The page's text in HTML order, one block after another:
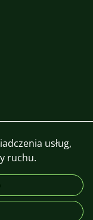
DE
usług,
ruchu.